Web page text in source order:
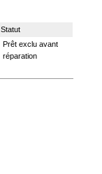
Statut
Prêt exclu avant
réparation